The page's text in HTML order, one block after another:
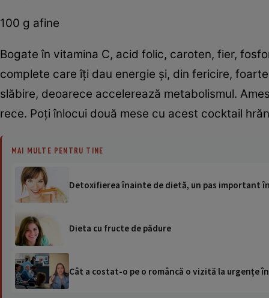
100 g afine
Bogate în vitamina C, acid folic, caroten, fier,
complete care îţi dau energie şi, din fericire,
slăbire, deoarece accelerează metabolismul.
rece. Poţi înlocui două mese cu acest cocktail
MAI MULTE PENTRU TINE
Detoxifierea înainte de dietă, un pas important
Dieta cu fructe de pădure
Cât a costat-o pe o româncă o vizită la urgențe